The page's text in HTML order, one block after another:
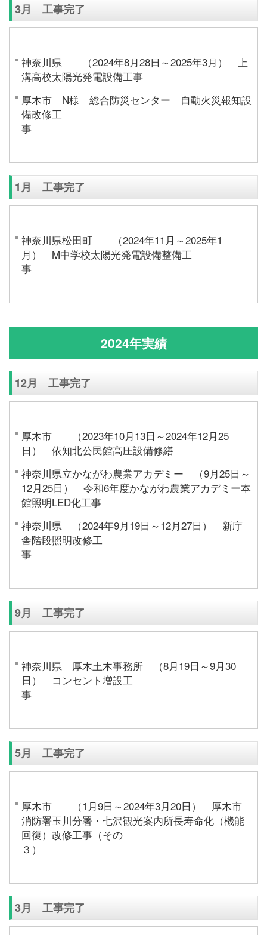
3月 工事完了
神奈川県 （2024年8月28日～2025年3月） 上
溝高校太陽光発電設備工事
厚木市 N様 総合防災センター 自動火災報知設
備改修工
1月 工事完了
神奈川県松田町 （2024年11月～2025年1
月） M中学校太陽光発電設備整備工
2024年実績
12月 工事完了
厚木市 （2023年10月13日～2024年12月25
日） 依知北公民館高圧設備修繕
神奈川県立かながわ農業アカデミー （9月25日～
12月25日） 令和6年度かながわ農業アカデミー本
館照明LED化工事
神奈川県 （2024年9月19日～12月27日） 新庁
舎階段照明改修工
9月 工事完了
神奈川県 厚木土木事務所 （8月19日～9月30
日） コンセント増設工
5月 工事完了
厚木市 （1月9日～2024年3月20日） 厚木市
消防署玉川分署・七沢観光案内所長寿命化（機能
回復）改修工事（その
3月 工事完了